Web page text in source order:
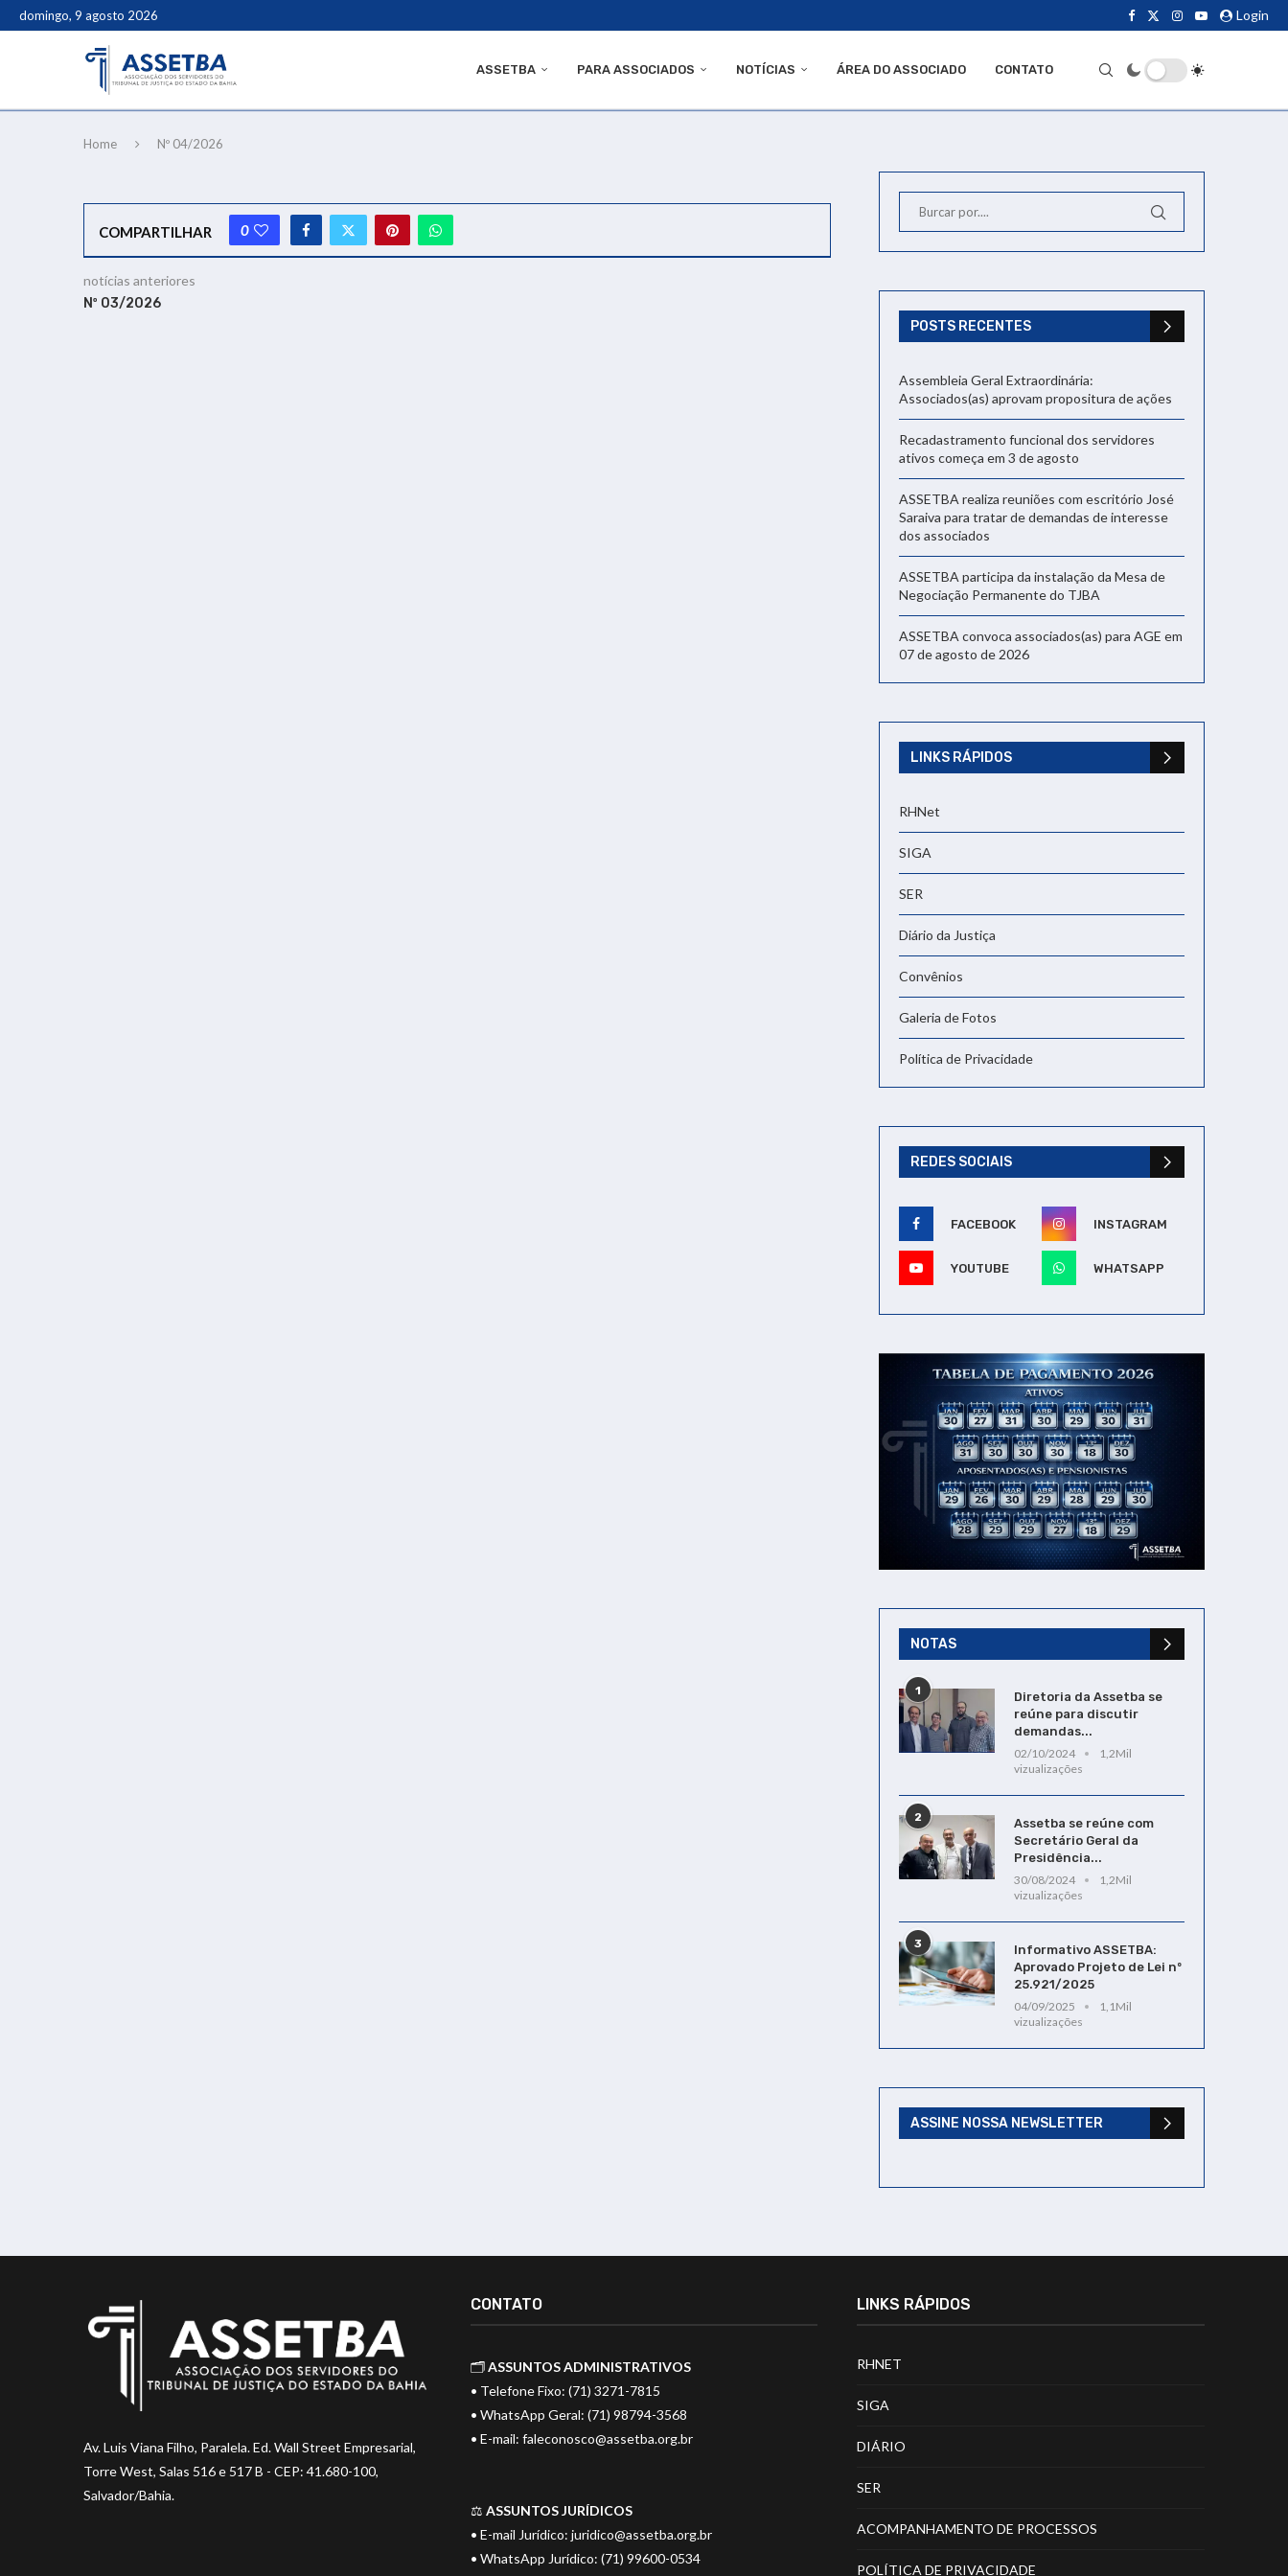
domingo, 9 agosto 2026 Login
ASSETBA PARA ASSOCIADOS NOTÍCIAS ÁREA DO ASSOCIADO CONTATO
Home Nº 04/2026
COMPARTILHAR 0
notícias anteriores
Nº 03/2026
POSTS RECENTES
Assembleia Geral Extraordinária:
Associados(as) aprovam propositura de ações
Recadastramento funcional dos servidores
ativos começa em 3 de agosto
ASSETBA realiza reuniões com escritório José
Saraiva para tratar de demandas de interesse
dos associados
ASSETBA participa da instalação da Mesa de
Negociação Permanente do TJBA
ASSETBA convoca associados(as) para AGE em
07 de agosto de 2026
LINKS RÁPIDOS
RHNet
SIGA
SER
Diário da Justiça
Convênios
Galeria de Fotos
Política de Privacidade
REDES SOCIAIS
FACEBOOK INSTAGRAM
YOUTUBE WHATSAPP
NOTAS
1
Diretoria da Assetba se
reúne para discutir
demandas...
02/10/2024
1,2Mil
vizualizações
2
Assetba se reúne com
Secretário Geral da
Presidência...
30/08/2024
1,2Mil
vizualizações
3
Informativo ASSETBA:
Aprovado Projeto de Lei nº
25.921/2025
04/09/2025
1,1Mil
vizualizações
ASSINE NOSSA NEWSLETTER
Av. Luis Viana Filho, Paralela. Ed. Wall Street Empresarial,
Torre West, Salas 516 e 517 B - CEP: 41.680-100,
Salvador/Bahia.
CONTATO
🗂️ASSUNTOS ADMINISTRATIVOS
• Telefone Fixo: (71) 3271-7815
• WhatsApp Geral: (71) 98794-3568
• E-mail: faleconosco@assetba.org.br
⚖️ ASSUNTOS JURÍDICOS
• E-mail Jurídico: juridico@assetba.org.br
• WhatsApp Jurídico: (71) 99600-0534
LINKS RÁPIDOS
RHNET
SIGA
DIÁRIO
SER
ACOMPANHAMENTO DE PROCESSOS
POLÍTICA DE PRIVACIDADE